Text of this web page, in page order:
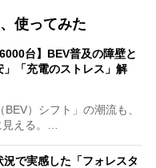
使ってみた
台】BEV普及の障壁と
「充電のストレス」解
）シフト」の潮流も、
える。…
況で実感した「フォレスタ